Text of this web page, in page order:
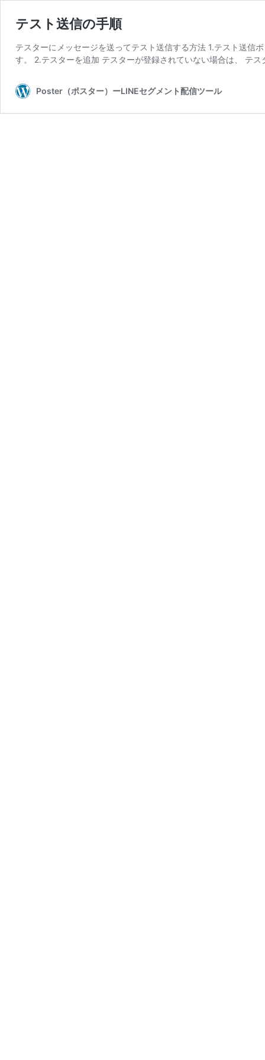
テスト送信の手順
テスターにメッセージを送ってテスト送信する方法 1.テスト送信
す。 2.テスターを追加 テスターが登録されていない場合は、 テ
Poster（ポスター）ーLINEセグメント配信ツール